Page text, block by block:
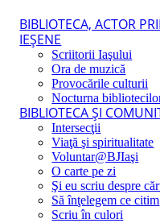
BIBLIOTECA, ACTOR
IEŞENE
Scriitorii Iaşului
Ora de muzică
Provocările culturii
Nocturna
BIBLIOTECA ŞI
Intersecţii
Viaţă şi spiritualitate
Voluntar@BJIaşi
O carte pe zi
Şi eu scriu despre
Să înţelegem ce citim
Scriu în culori